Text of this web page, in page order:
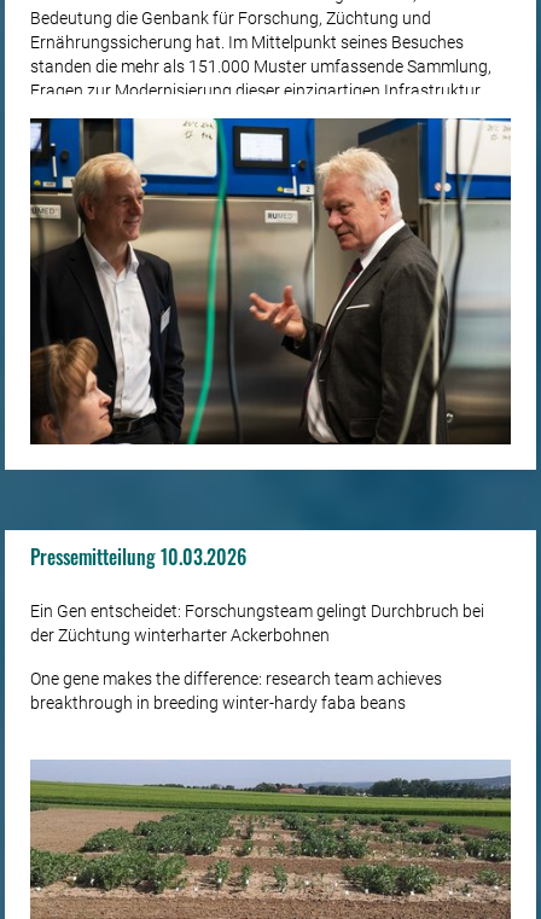
Bedeutung die Genbank für Forschung, Züchtung und
Ernährungssicherung hat. Im Mittelpunkt seines Besuches
standen die mehr als 151.000 Muster umfassende Sammlung,
Fragen zur Modernisierung dieser einzigartigen Infrastruktur
sowie die Rolle neuer genomischer Techniken für eine schnellere
und auch...
Pressemitteilung 10.03.2026
Ein Gen entscheidet: Forschungsteam gelingt Durchbruch bei
der Züchtung winterharter Ackerbohnen
One gene makes the difference: research team achieves
breakthrough in breeding winter-hardy faba beans